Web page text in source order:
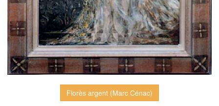
Florès argent (Marc Cénac)